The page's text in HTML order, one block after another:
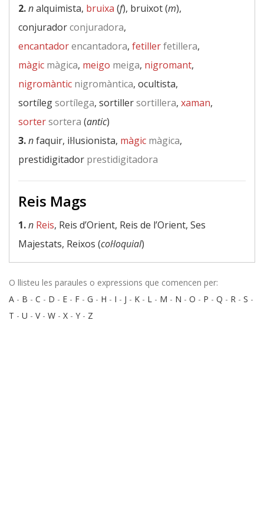
2.nalquimista, bruixa (f), bruixot (m),
conjuradorconjuradora,
encantadorencantadora, fetillerfetillera,
màgic màgica, meigo meiga, nigromant,
nigromàntic nigromàntica, ocultista,
sortílegsortílega, sortillersortillera, xaman,
sortersortera (antic)
3.nfaquir, il·lusionista, màgic màgica,
prestidigitador prestidigitadora
Reis Mags
1.n Reis, Reis d’Orient, Reis de l’Orient, Ses
Majestats, Reixos (col·loquial)
O llisteu les paraules o expressions que comencen per:
A - B - C - D - E - F - G - H - I - J - K - L - M - N - O - P - Q - R - S -
T - U - V- W - X - Y - Z